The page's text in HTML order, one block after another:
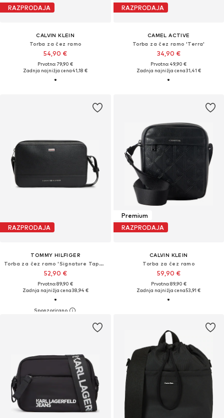
RAZPRODAJA
CALVIN KLEIN
Torba za čez ramo
54,90 €
Prvotno: 79,90 €
Zadnja najnižja cena41,18 €
RAZPRODAJA
CAMEL ACTIVE
Torba za čez ramo 'Terra'
34,90 €
Prvotno: 49,90 €
Zadnja najnižja cena31,41 €
RAZPRODAJA
TOMMY HILFIGER
Torba za čez ramo 'Signature Tape Plaque'
52,90 €
Prvotno: 89,90 €
Zadnja najnižja cena38,94 €
Premium
RAZPRODAJA
CALVIN KLEIN
Torba za čez ramo
59,90 €
Prvotno: 89,90 €
Zadnja najnižja cena53,91 €